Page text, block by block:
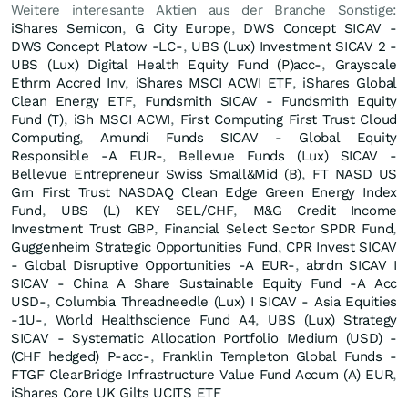
Weitere interesante Aktien aus der Branche Sonstige:
iShares Semicon, G City Europe, DWS Concept SICAV -
DWS Concept Platow -LC-, UBS (Lux) Investment SICAV 2 -
UBS (Lux) Digital Health Equity Fund (P)acc-, Grayscale
Ethrm Accred Inv, iShares MSCI ACWI ETF, iShares Global
Clean Energy ETF, Fundsmith SICAV - Fundsmith Equity
Fund (T), iSh MSCI ACWI, First Computing First Trust Cloud
Computing,Amundi Funds SICAV - Global Equity
Responsible -A EUR-, Bellevue Funds (Lux) SICAV -
Bellevue Entrepreneur Swiss Small&Mid (B), FT NASD US
Grn First Trust NASDAQ Clean Edge Green Energy Index
Fund, UBS (L) KEY SEL/CHF, M&G Credit Income
Investment Trust GBP, Financial Select Sector SPDR Fund,
Guggenheim Strategic Opportunities Fund, CPR Invest SICAV
- Global Disruptive Opportunities -A EUR-, abrdn SICAV I
SICAV - China A Share Sustainable Equity Fund -A Acc
USD-, Columbia Threadneedle (Lux) I SICAV - Asia Equities
-1U-, World Healthscience Fund A4, UBS (Lux) Strategy
SICAV - Systematic Allocation Portfolio Medium (USD) -
(CHF hedged) P-acc-, Franklin Templeton Global Funds -
FTGF ClearBridge Infrastructure Value Fund Accum (A) EUR,
iShares Core UK Gilts UCITS ETF